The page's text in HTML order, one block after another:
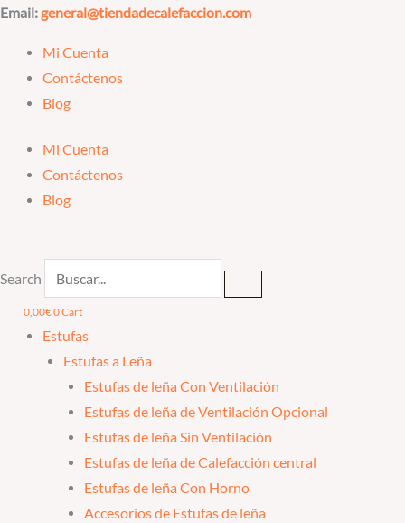
Ir
contenido
Email:general@tiendadecalefaccion.com
Mi Cuenta
Contáctenos
Blog
Mi Cuenta
Contáctenos
Blog
Search
0,00€0Cart
Estufas
Estufas a Leña
Estufas de leña Con Ventilación
Estufas de leña de Ventilación Opcional
Estufas de leña Sin Ventilación
Estufas de leña de Calefacción central
Estufas de leña Con Horno
Accesorios de Estufas de leña